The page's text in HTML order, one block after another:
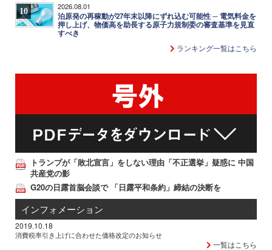
10 2026.08.01
泊原発の再稼動が27年末以降にずれ込む可能性 ─ 電気料金を
押し上げ、物価高を助長する原子力規制委の審査基準を見直
すべき
ランキング一覧はこちら
トランプが「敗北宣言」をしない理由「不正選挙」疑惑に 中国
共産党の影
G20の日露首脳会談で 「日露平和条約」締結の決断を
インフォメーション
2019.10.18
消費税率引き上げに合わせた価格改定のお知らせ
一覧はこちら